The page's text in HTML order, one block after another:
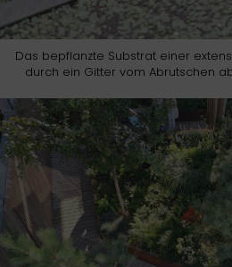
Das bepflanzte Substrat einer
durch ein Gitter vom Abrutschen